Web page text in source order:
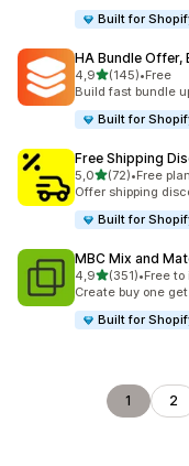
Built for
HA Bundle Offer,
4,9/ 5 tähteä
(145)
145 arvostelua
•Free
Build fast bundle
Built for
Free Shipping
5,0/ 5 tähteä
(72)
72 arvostelua
•Free
Offer shipping
Built for
MBC Mix and
4,9/ 5 tähteä
(351)
351 arvostelua
•Free
Create buy one
Built for
1 2